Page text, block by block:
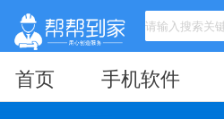
首页 手机软件